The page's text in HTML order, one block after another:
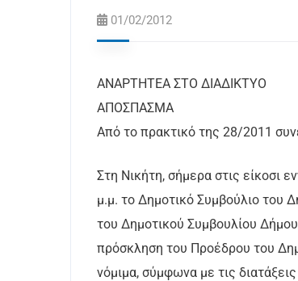
01/02/2012
ΑΝΑΡΤΗΤΕΑ ΣΤΟ ΔΙΑΔΙΚΤΥΟ
ΑΠΟΣΠΑΣΜΑ
Από το πρακτικό της 28/2011
Στη Νικήτη, σήμερα στις είκοσι
μ.μ. το Δημοτικό Συμβούλιο του
του Δημοτικού Συμβουλίου
πρόσκληση του Προέδρου του
νόμιμα, σύμφωνα με τις